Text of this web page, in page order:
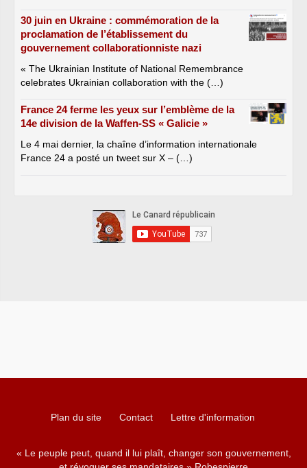
30 juin en Ukraine : commémoration de la
proclamation de l’établissement du
gouvernement collaborationniste nazi
« The Ukrainian Institute of National Remembrance
celebrates Ukrainian collaboration with the (…)
France 24 ferme les yeux sur l’emblème de la
14e division de la Waffen-SS « Galicie »
Le 4 mai dernier, la chaîne d’information internationale
France 24 a posté un tweet sur X – (…)
Plan du site Contact Lettre d'information
« Le peuple peut, quand il lui plaît, changer son gouvernement,